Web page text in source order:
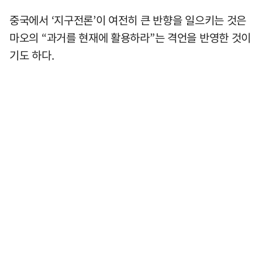
중국에서 ‘지구전론’이 여전히 큰 반향을 일으키는 것은
마오의 “과거를 현재에 활용하라”는 격언을 반영한 것이
기도 하다.